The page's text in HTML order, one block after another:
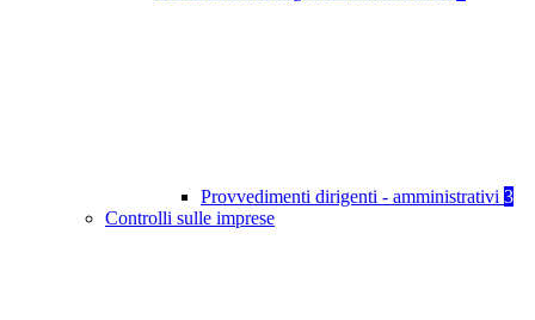
Provvedimenti dirigenti - amministrativi 3
Controlli sulle imprese